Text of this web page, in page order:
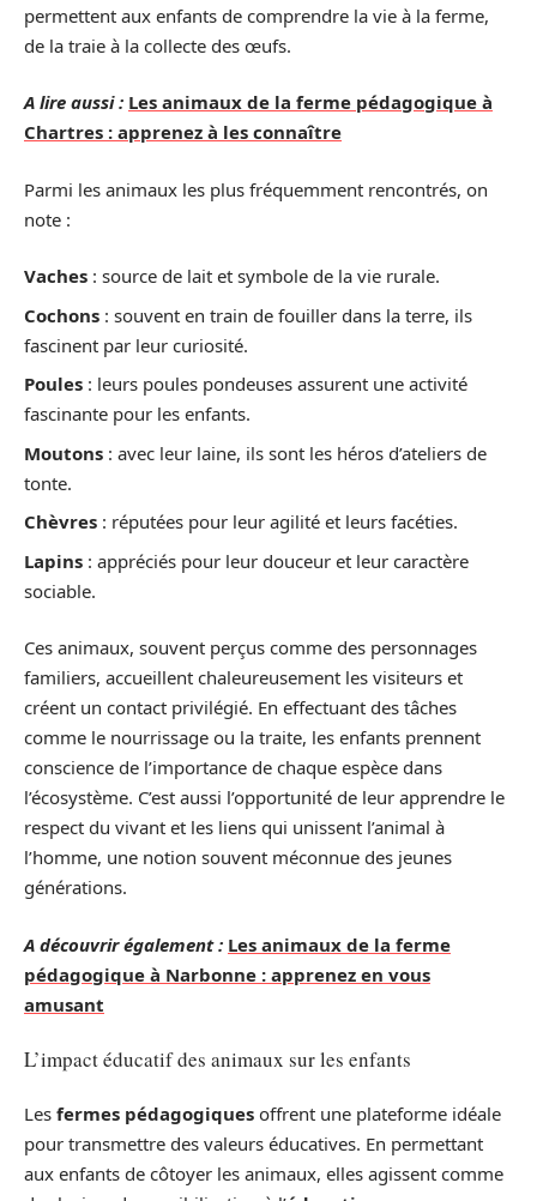
permettent aux enfants de comprendre la vie à la ferme,
de la traie à la collecte des œufs.
A lire aussi : Les animaux de la ferme pédagogique à
Chartres : apprenez à les connaître
Parmi les animaux les plus fréquemment rencontrés, on
note :
Vaches : source de lait et symbole de la vie rurale.
Cochons : souvent en train de fouiller dans la terre, ils
fascinent par leur curiosité.
Poules : leurs poules pondeuses assurent une activité
fascinante pour les enfants.
Moutons : avec leur laine, ils sont les héros d’ateliers de
tonte.
Chèvres : réputées pour leur agilité et leurs facéties.
Lapins : appréciés pour leur douceur et leur caractère
sociable.
Ces animaux, souvent perçus comme des personnages
familiers, accueillent chaleureusement les visiteurs et
créent un contact privilégié. En effectuant des tâches
comme le nourrissage ou la traite, les enfants prennent
conscience de l’importance de chaque espèce dans
l’écosystème. C’est aussi l’opportunité de leur apprendre le
respect du vivant et les liens qui unissent l’animal à
l’homme, une notion souvent méconnue des jeunes
générations.
A découvrir également : Les animaux de la ferme
pédagogique à Narbonne : apprenez en vous
amusant
L’impact éducatif des animaux sur les enfants
Les fermes pédagogiques offrent une plateforme idéale
pour transmettre des valeurs éducatives. En permettant
aux enfants de côtoyer les animaux, elles agissent comme